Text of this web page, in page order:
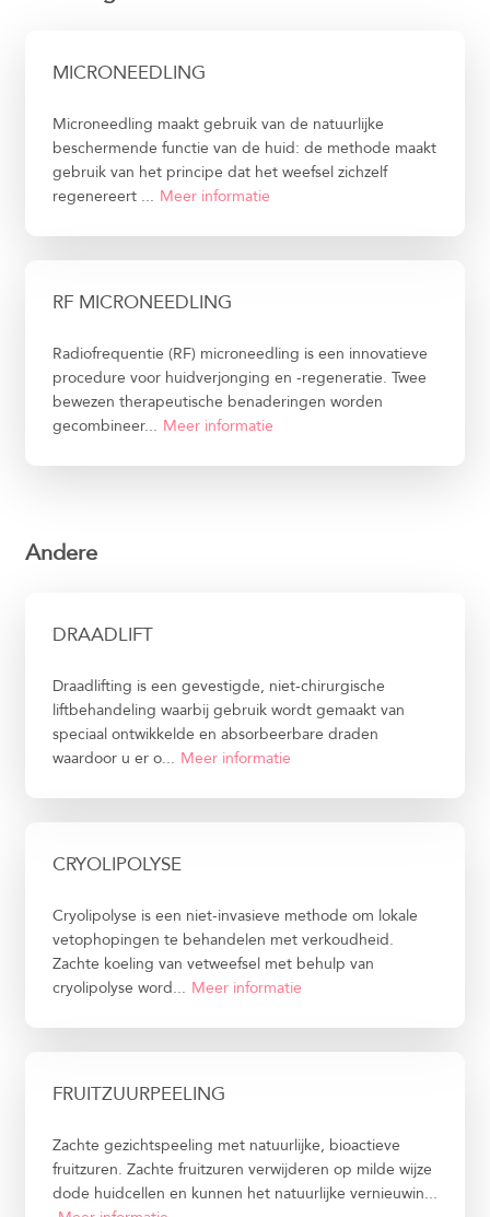
MICRONEEDLING
Microneedling maakt gebruik van de natuurlijke
beschermende functie van de huid: de methode maakt
gebruik van het principe dat het weefsel zichzelf
regenereert ... Meer informatie
RF MICRONEEDLING
Radiofrequentie (RF) microneedling is een innovatieve
procedure voor huidverjonging en -regeneratie. Twee
bewezen therapeutische benaderingen worden
gecombineer... Meer informatie
Andere
DRAADLIFT
Draadlifting is een gevestigde, niet-chirurgische
liftbehandeling waarbij gebruik wordt gemaakt van
speciaal ontwikkelde en absorbeerbare draden
waardoor u er o... Meer informatie
CRYOLIPOLYSE
Cryolipolyse is een niet-invasieve methode om lokale
vetophopingen te behandelen met verkoudheid.
Zachte koeling van vetweefsel met behulp van
cryolipolyse word... Meer informatie
FRUITZUURPEELING
Zachte gezichtspeeling met natuurlijke, bioactieve
fruitzuren. Zachte fruitzuren verwijderen op milde wijze
dode huidcellen en kunnen het natuurlijke vernieuwin...